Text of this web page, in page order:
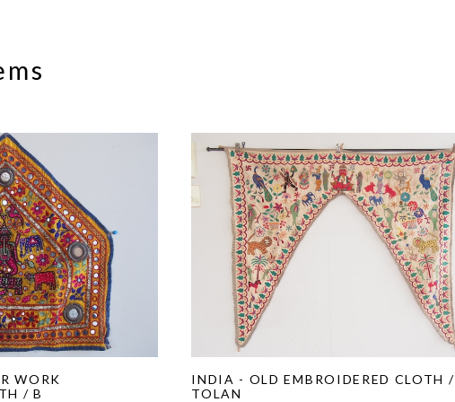
WORK
/ B
INDIA - OLD EMBROIDERED CLOTH /
TOLAN